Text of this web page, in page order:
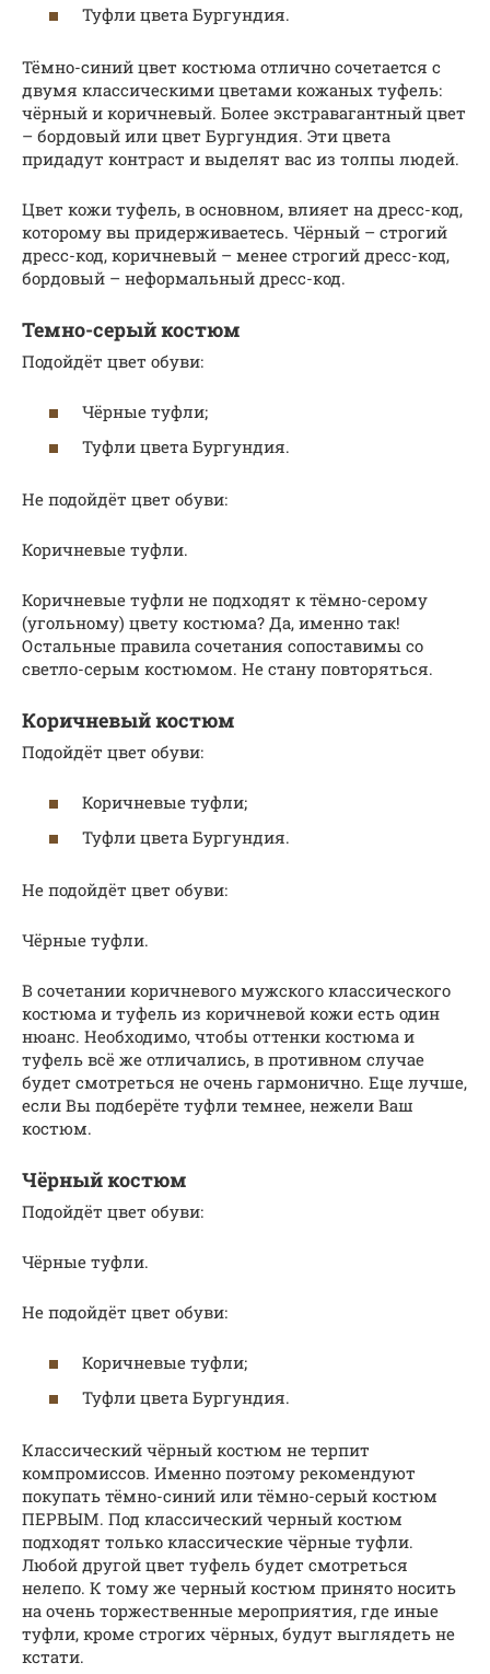
Туфли цвета Бургундия.
Тёмно-синий цвет костюма отлично сочетается с
двумя классическими цветами кожаных туфель:
чёрный и коричневый. Более экстравагантный цвет
– бордовый или цвет Бургундия. Эти цвета
придадут контраст и выделят вас из толпы людей.
Цвет кожи туфель, в основном, влияет на дресс-код,
которому вы придерживаетесь. Чёрный – строгий
дресс-код, коричневый – менее строгий дресс-код,
бордовый – неформальный дресс-код.
Темно-серый костюм
Подойдёт цвет обуви:
Чёрные туфли;
Туфли цвета Бургундия.
Не подойдёт цвет обуви:
Коричневые туфли.
Коричневые туфли не подходят к тёмно-серому
(угольному) цвету костюма? Да, именно так!
Остальные правила сочетания сопоставимы со
светло-серым костюмом. Не стану повторяться.
Коричневый костюм
Подойдёт цвет обуви:
Коричневые туфли;
Туфли цвета Бургундия.
Не подойдёт цвет обуви:
Чёрные туфли.
В сочетании коричневого мужского классического
костюма и туфель из коричневой кожи есть один
нюанс. Необходимо, чтобы оттенки костюма и
туфель всё же отличались, в противном случае
будет смотреться не очень гармонично. Еще лучше,
если Вы подберёте туфли темнее, нежели Ваш
костюм.
Чёрный костюм
Подойдёт цвет обуви:
Чёрные туфли.
Не подойдёт цвет обуви:
Коричневые туфли;
Туфли цвета Бургундия.
Классический чёрный костюм не терпит
компромиссов. Именно поэтому рекомендуют
покупать тёмно-синий или тёмно-серый костюм
ПЕРВЫМ. Под классический черный костюм
подходят только классические чёрные туфли.
Любой другой цвет туфель будет смотреться
нелепо. К тому же черный костюм принято носить
на очень торжественные мероприятия, где иные
туфли, кроме строгих чёрных, будут выглядеть не
кстати.